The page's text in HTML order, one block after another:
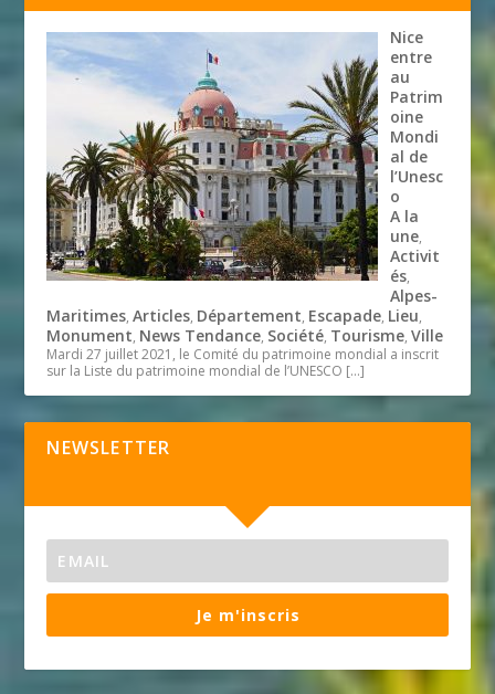
Nice
entre
au
Patrim
oine
Mondi
al de
l’Unesc
o
A la
une,
Activit
és,
Alpes-
Maritimes,Articles, Département, Escapade, Lieu,
Monument, News Tendance, Société, Tourisme,Ville
Mardi 27 juillet 2021, le Comité du patrimoine mondial a inscrit
sur la Liste du patrimoine mondial de l’UNESCO […]
NEWSLETTER
Je m'inscris